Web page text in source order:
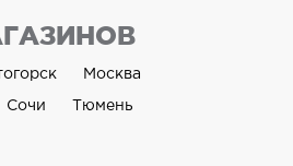
Москва
Сочи Тюмень